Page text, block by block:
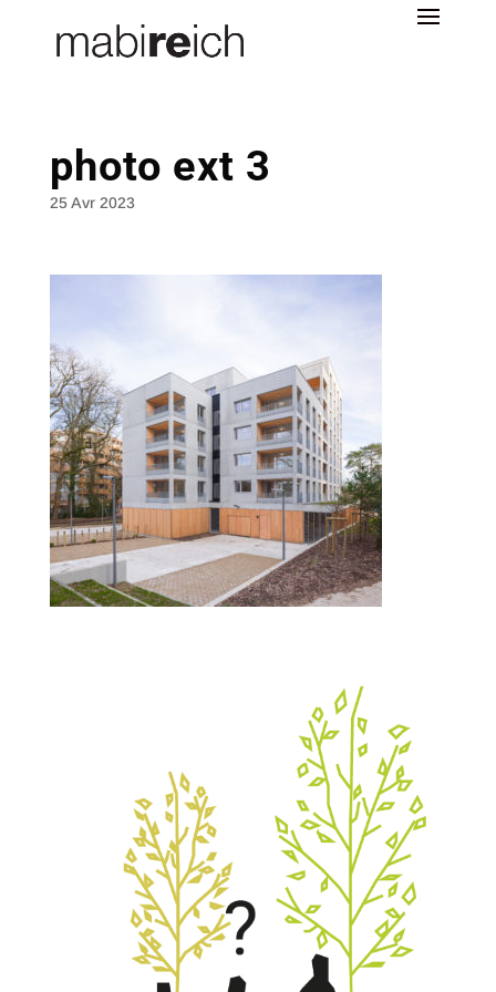
photo ext 3
25 Avr 2023